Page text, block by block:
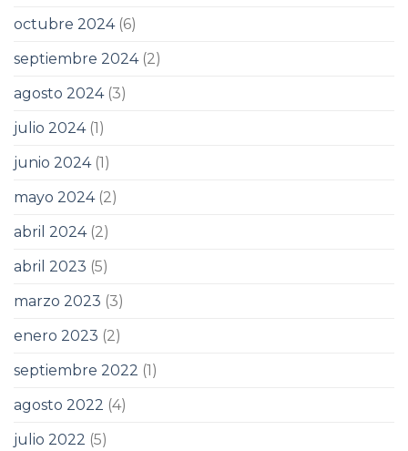
octubre 2024(6)
septiembre 2024(2)
agosto 2024(3)
julio 2024(1)
junio 2024(1)
mayo 2024(2)
abril 2024(2)
abril 2023 (5)
marzo 2023 (3)
enero 2023 (2)
septiembre 2022 (1)
agosto 2022 (4)
julio 2022 (5)